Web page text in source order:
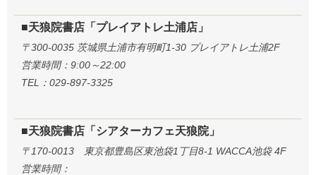
■天狼院書店「プレイアトレ土浦店」
〒300-0035 茨城県土浦市有明町1-30 プレイアトレ土浦2F
営業時間：9:00～22:00
TEL：029-897-3325
■天狼院書店「シアターカフェ天狼院」
〒170-0013 東京都豊島区東池袋1丁目8-1 WACCA池袋 4F
営業時間：